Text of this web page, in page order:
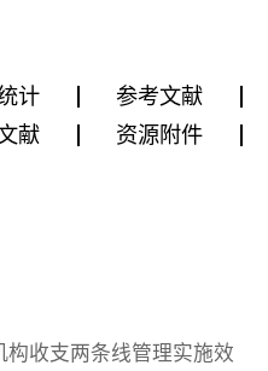
计
参考文献
献 资源附件
构收支两条线管理实施效